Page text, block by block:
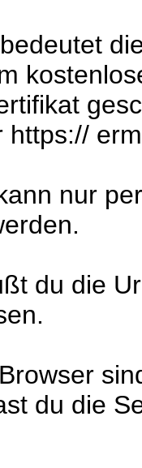
https://
nur
du die
du die